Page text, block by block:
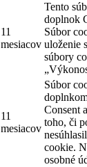
11
mesiacov
Tento
doplnok
Súbor
uloženie
súbory
11
mesiacov
Súbor
Consent
toho, či
cookie.
osobné